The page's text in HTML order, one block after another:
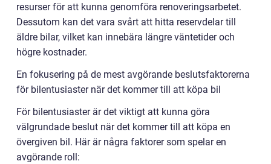
resurser för att kunna genomföra renoveringsarbetet.
Dessutom kan det vara svårt att hitta reservdelar till
äldre bilar, vilket kan innebära längre väntetider och
högre kostnader.
En fokusering på de mest avgörande beslutsfaktorerna
för bilentusiaster när det kommer till att köpa bil
För bilentusiaster är det viktigt att kunna göra
välgrundade beslut när det kommer till att köpa en
övergiven bil. Här är några faktorer som spelar en
avgörande roll: